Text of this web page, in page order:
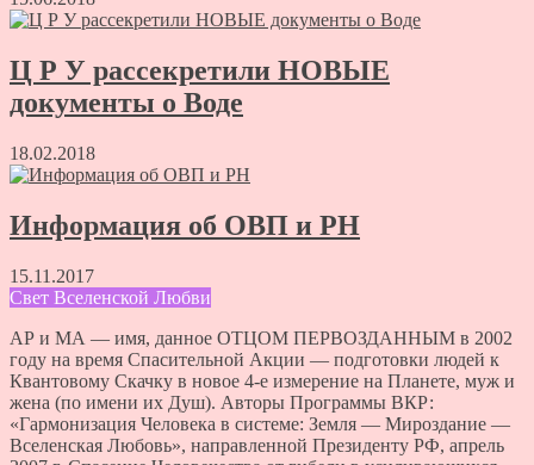
Ц Р У рассекретили НОВЫЕ
документы о Воде
18.02.2018
Информация об ОВП и РН
15.11.2017
Свет Вселенской Любви
АР и МА — имя, данное ОТЦОМ ПЕРВОЗДАННЫМ в 2002
году на время Спасительной Акции — подготовки людей к
Квантовому Скачку в новое 4-е измерение на Планете, муж и
жена (по имени их Душ). Авторы Программы ВКР:
«Гармонизация Человека в системе: Земля — Мироздание —
Вселенская Любовь», направленной Президенту РФ, апрель